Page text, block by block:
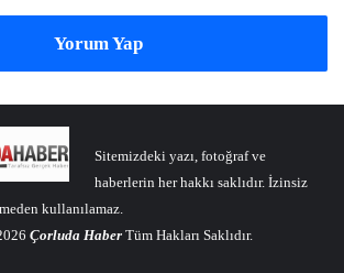
Yorum Yap
Sitemizdeki yazı, fotoğraf ve
haberlerin her hakkı saklıdır. İzinsiz
kullanılamaz.
Çorluda Haber Tüm Hakları Saklıdır.